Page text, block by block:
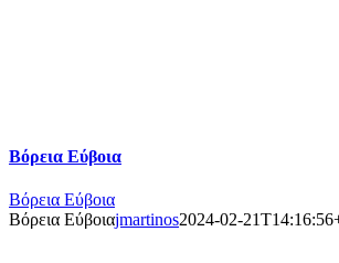
Βόρεια Εύβοια
Βόρεια Εύβοια
Βόρεια Εύβοιαjmartinos2024-02-